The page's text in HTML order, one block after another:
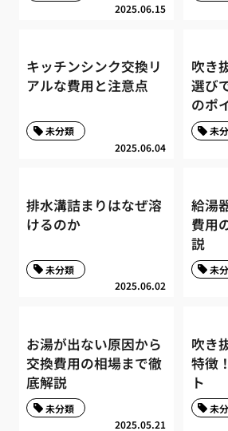
2025.06.15
キッチンシンク交換リ
アルな費用と注意点
2025.06.04
未分類
吹き
選び
のポ
未
排水溝詰まりはなぜ溶
けるのか
2025.06.02
未分類
給湯
費用
説
未
お湯が出ない原因から
交換費用の相場まで徹
底解説
2025.05.21
未分類
吹き
特徴
ト
未